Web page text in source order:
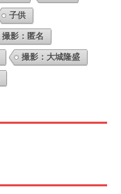
子供
撮影：匿名
撮影：大城隆盛